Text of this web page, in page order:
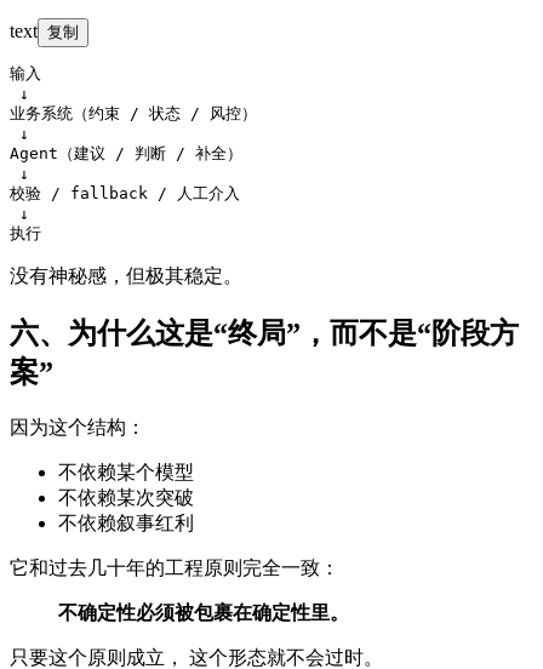
text 复制
输入
↓
业务系统（约束 / 状态 / 风控）
↓
Agent（建议 / 判断 / 补全）
↓
校验 / fallback / 人工介入
↓
没有神秘感，但极其稳定。
六、为什么这是“终局”，而不是“阶段方
案”
因为这个结构：
不依赖某个模型
不依赖某次突破
不依赖叙事红利
它和过去几十年的工程原则完全一致：
不确定性必须被包裹在确定性里。
只要这个原则成立， 这个形态就不会过时。